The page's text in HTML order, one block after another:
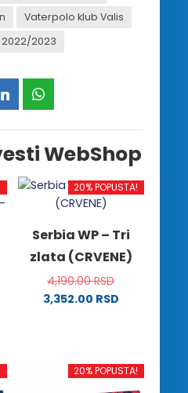
Vaterpolo klub Valis
2023
WebShop
20% POPUSTA!
Serbia WP – Tri
zlata (CRVENE)
4,190.00RSD
3,352.00 RSD
više
varijanti.
20% POPUSTA!